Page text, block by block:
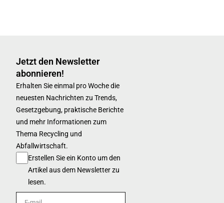
Jetzt den Newsletter
abonnieren!
Erhalten Sie einmal pro Woche die
neuesten Nachrichten zu Trends,
Gesetzgebung, praktische Berichte
und mehr Informationen zum
Thema Recycling und
Abfallwirtschaft.
Erstellen Sie ein Konto um den
Artikel aus dem Newsletter zu
lesen.
E-mail